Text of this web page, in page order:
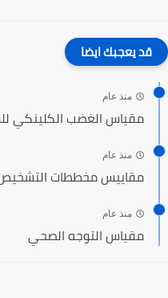
قد يعجبك ايضا
منذ عام
مقياس الغضب الكلينكي
منذ عام
مقاييس مخططات
منذ عام
مقياس التوجه الصحي